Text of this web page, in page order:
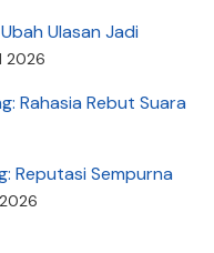
Ulasan Jadi
2026
Rahasia Rebut Suara
Reputasi Sempurna